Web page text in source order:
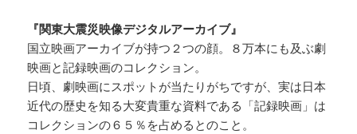
『関東大震災映像デジタルアーカイブ』
国立映画アーカイブが持つ２つの顔。８万本にも及ぶ劇
映画と記録映画のコレクション。
日頃、劇映画にスポットが当たりがちですが、実は日本
近代の歴史を知る大変貴重な資料である「記録映画」は
コレクションの６５％を占めるとのこと。